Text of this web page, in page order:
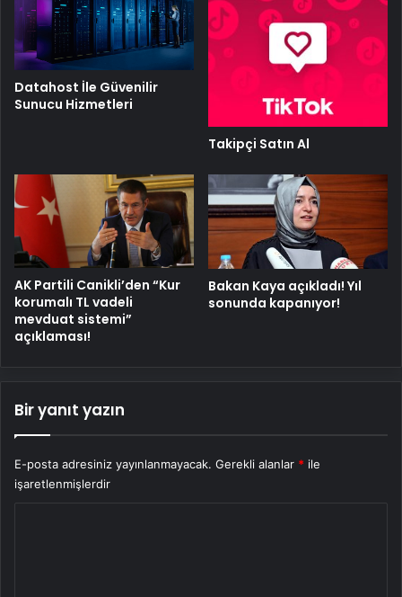
Datahost İle Güvenilir
Sunucu Hizmetleri
Takipçi Satın Al
AK Partili Canikli’den “Kur
korumalı TL vadeli
mevduat sistemi”
açıklaması!
Bakan Kaya açıkladı! Yıl
sonunda kapanıyor!
Bir yanıt yazın
E-posta adresiniz yayınlanmayacak. Gerekli alanlar * ile
işaretlenmişlerdir